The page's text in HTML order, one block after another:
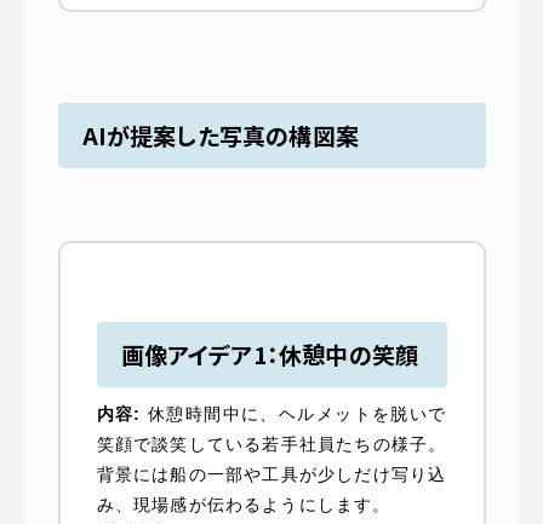
AIが提案した写真の構図案
画像アイデア1：休憩中の笑顔
内容: 休憩時間中に、ヘルメットを脱いで
笑顔で談笑している若手社員たちの様子。
背景には船の一部や工具が少しだけ写り込
み、現場感が伝わるようにします。